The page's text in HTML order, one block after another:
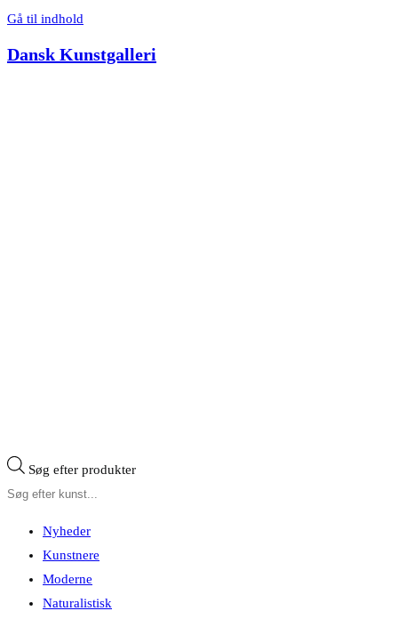
Gå til indhold
Dansk Kunstgalleri
Søg efter produkter
Nyheder
Kunstnere
Moderne
Naturalistisk